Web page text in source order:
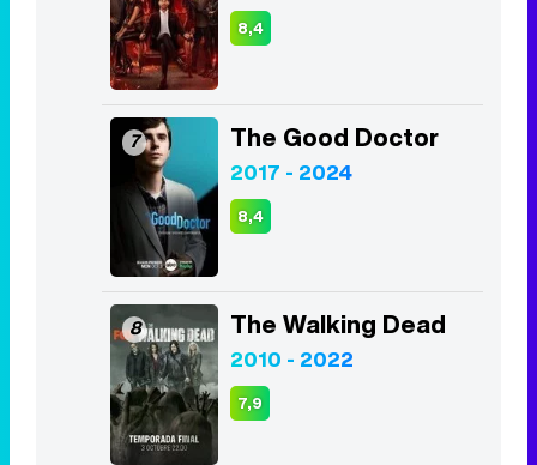
8,4
7 The Good Doctor
2017 - 2024
8,4
8 The Walking Dead
2010 - 2022
7,9